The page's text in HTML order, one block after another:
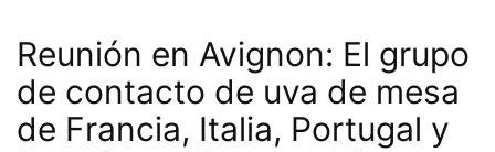
Reunión en Avignon: El grupo
de contacto de uva de mesa
de Francia, Italia, Portugal y